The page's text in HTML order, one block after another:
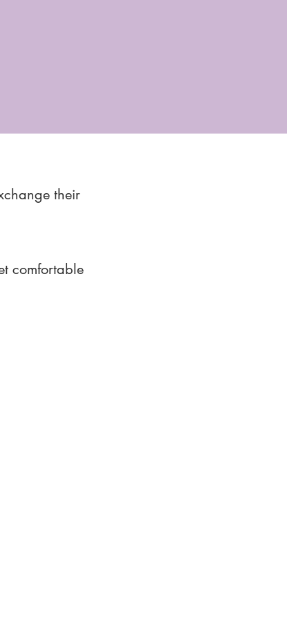
their
comfortable